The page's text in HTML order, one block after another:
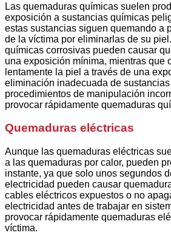
Las quemaduras químicas suelen
exposición a sustancias químicas
estas sustancias siguen quemando a
de la víctima por eliminarlas de su
químicas corrosivas pueden causar
una exposición mínima, mientras que
lentamente la piel a través de una
eliminación inadecuada de
procedimientos de manipulación
provocar rápidamente quemaduras
Quemaduras eléctricas
Aunque las quemaduras eléctricas
a las quemaduras por calor, pueden
instante, ya que solo unos segundos
electricidad pueden causar
cables eléctricos expuestos o no
electricidad antes de trabajar en
provocar rápidamente quemaduras
víctima.